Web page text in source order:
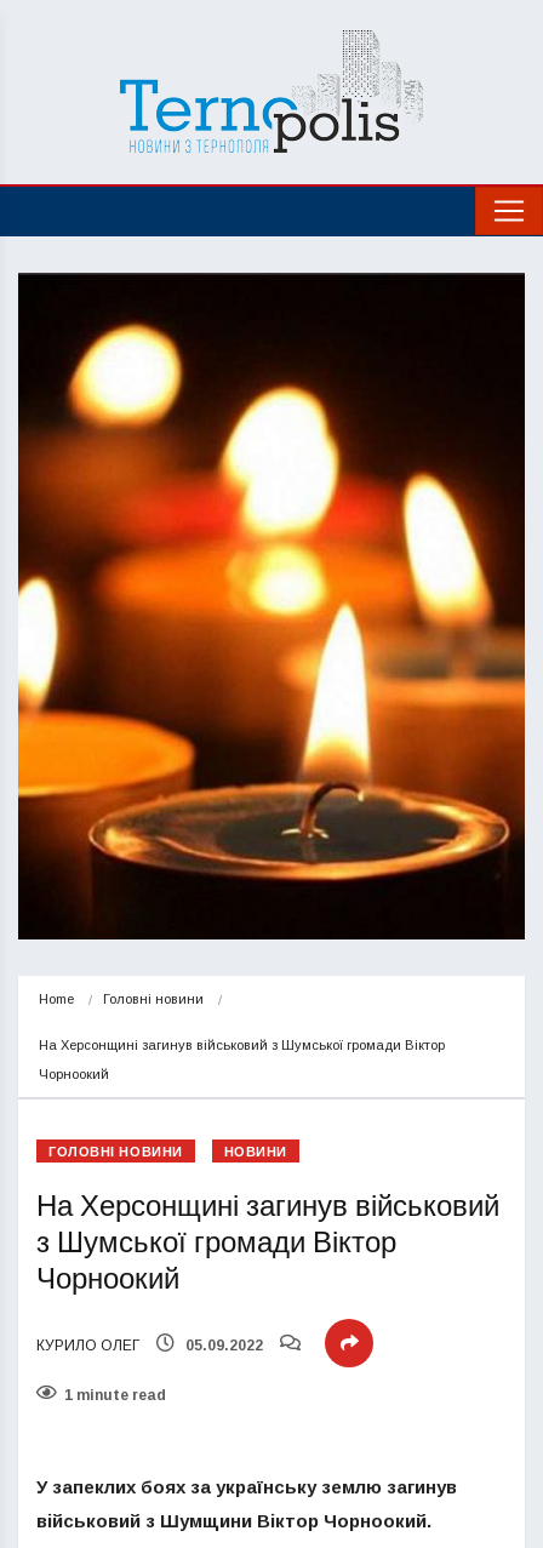
Home Головні новини
На Херсонщині загинув військовий з Шумської громади Віктор
Чорноокий
ГОЛОВНІ НОВИНИ НОВИНИ
На Херсонщині загинув військовий
з Шумської громади Віктор
Чорноокий
КУРИЛО ОЛЕГ 05.09.2022
1 minute read
У запеклих боях за українську землю загинув
військовий з Шумщини Віктор Чорноокий.